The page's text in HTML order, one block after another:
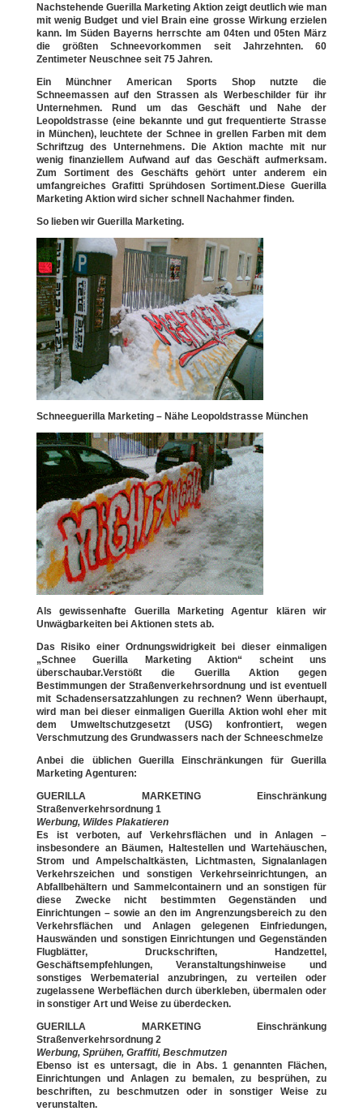
Nachstehende Guerilla Marketing Aktion zeigt deutlich wie man
mit wenig Budget und viel Brain eine grosse Wirkung erzielen
kann. Im Süden Bayerns herrschte am 04ten und 05ten März
die größten Schneevorkommen seit Jahrzehnten. 60
Zentimeter Neuschnee seit 75 Jahren.
Ein Münchner American Sports Shop nutzte die
Schneemassen auf den Strassen als Werbeschilder für ihr
Unternehmen. Rund um das Geschäft und Nahe der
Leopoldstrasse (eine bekannte und gut frequentierte Strasse
in München), leuchtete der Schnee in grellen Farben mit dem
Schriftzug des Unternehmens. Die Aktion machte mit nur
wenig finanziellem Aufwand auf das Geschäft aufmerksam.
Zum Sortiment des Geschäfts gehört unter anderem ein
umfangreiches Grafitti Sprühdosen Sortiment.Diese Guerilla
Marketing Aktion wird sicher schnell Nachahmer finden.
So lieben wir Guerilla Marketing.
Schneeguerilla Marketing – Nähe Leopoldstrasse München
Als gewissenhafte Guerilla Marketing Agentur klären wir
Unwägbarkeiten bei Aktionen stets ab.
Das Risiko einer Ordnungswidrigkeit bei dieser einmaligen
„Schnee Guerilla Marketing Aktion“ scheint uns
überschaubar.Verstößt die Guerilla Aktion gegen
Bestimmungen der Straßenverkehrsordnung und ist eventuell
mit Schadensersatzzahlungen zu rechnen? Wenn überhaupt,
wird man bei dieser einmaligen Guerilla Aktion wohl eher mit
dem Umweltschutzgesetzt (USG) konfrontiert, wegen
Verschmutzung des Grundwassers nach der Schneeschmelze
Anbei die üblichen Guerilla Einschränkungen für Guerilla
Marketing Agenturen:
GUERILLA MARKETING Einschränkung
Straßenverkehrsordnung 1
Werbung, Wildes Plakatieren
Es ist verboten, auf Verkehrsflächen und in Anlagen –
insbesondere an Bäumen, Haltestellen und Wartehäuschen,
Strom und Ampelschaltkästen, Lichtmasten, Signalanlagen
Verkehrszeichen und sonstigen Verkehrseinrichtungen, an
Abfallbehältern und Sammelcontainern und an sonstigen für
diese Zwecke nicht bestimmten Gegenständen und
Einrichtungen – sowie an den im Angrenzungsbereich zu den
Verkehrsflächen und Anlagen gelegenen Einfriedungen,
Hauswänden und sonstigen Einrichtungen und Gegenständen
Flugblätter, Druckschriften, Handzettel,
Geschäftsempfehlungen, Veranstaltungshinweise und
sonstiges Werbematerial anzubringen, zu verteilen oder
zugelassene Werbeflächen durch überkleben, übermalen oder
in sonstiger Art und Weise zu überdecken.
GUERILLA MARKETING Einschränkung
Straßenverkehrsordnung 2
Werbung, Sprühen, Graffiti, Beschmutzen
Ebenso ist es untersagt, die in Abs. 1 genannten Flächen,
Einrichtungen und Anlagen zu bemalen, zu besprühen, zu
beschriften, zu beschmutzen oder in sonstiger Weise zu
verunstalten.